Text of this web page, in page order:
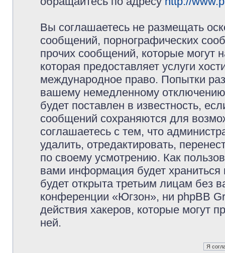
Вы соглашаетесь не размещать
сообщений, порнографических
прочих сообщений, которые могут
которая предоставляет услуги
международное право. Попытки
вашему немедленному
будет поставлен в известность,
сообщений сохраняются для
соглашаетесь с тем, что
удалить, отредактировать,
по своему усмотрению. Как
вами информация будет
будет открыта третьим лицам без
конференции «Югзон», ни phpBB
действия хакеров, которые могут
ней.